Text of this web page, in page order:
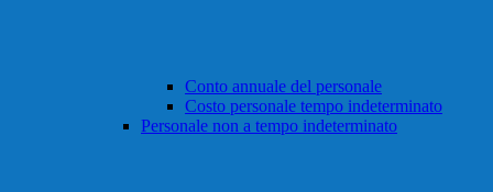
Conto annuale del personale
Costo personale tempo indeterminato
Personale non a tempo indeterminato